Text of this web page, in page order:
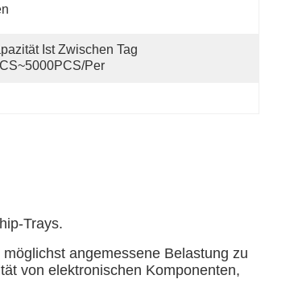
Ist Zwischen Tag
per
Trays.
angemessene Belastung zu
von elektronischen Komponenten,